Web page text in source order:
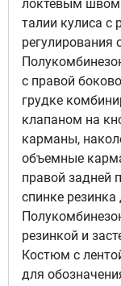
локтевым швом
талии кулиса
регулирования
с правой
грудке
клапаном на
карманы,
объемные
правой задней
спинке
резинкой и
Костюм с
для